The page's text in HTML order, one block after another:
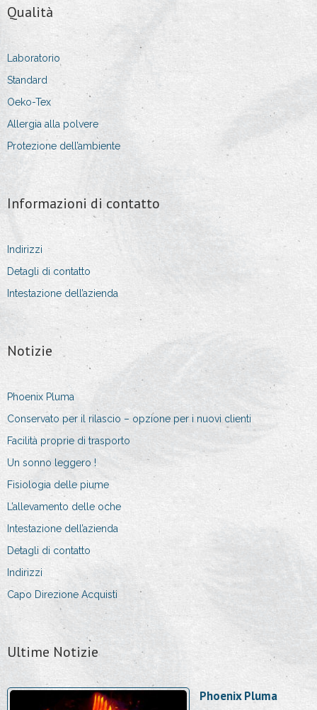
Qualità
Laboratorio
Standard
Oeko-Tex
Allergia alla polvere
Protezione dell’ambiente
Informazioni di contatto
Indirizzi
Detagli di contatto
Intestazione dell’azienda
Notizie
Phoenix Pluma
Conservato per il rilascio – opzione per i nuovi clienti
Facilità proprie di trasporto
Un sonno leggero !
Fisiologia delle piume
L’allevamento delle oche
Intestazione dell’azienda
Detagli di contatto
Indirizzi
Capo Direzione Acquisti
Ultime Notizie
Phoenix Pluma